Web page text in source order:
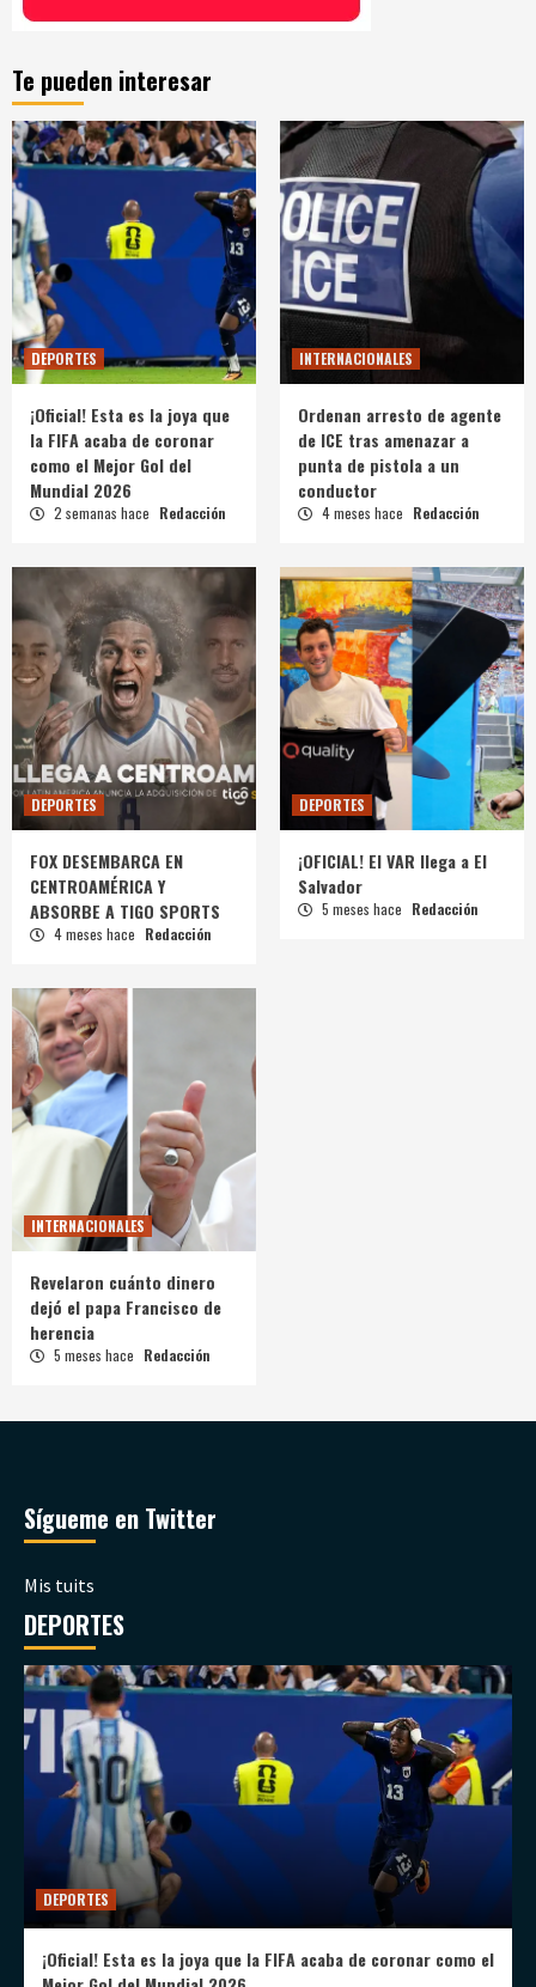
Te pueden interesar
DEPORTES
¡Oficial! Esta es la joya que
la FIFA acaba de coronar
como el Mejor Gol del
Mundial 2026
2 semanas hace Redacción
INTERNACIONALES
Ordenan arresto de agente
de ICE tras amenazar a
punta de pistola a un
conductor
4 meses hace Redacción
DEPORTES
FOX DESEMBARCA EN
CENTROAMÉRICA Y
ABSORBE A TIGO SPORTS
4 meses hace Redacción
DEPORTES
¡OFICIAL! El VAR llega a El
Salvador
5 meses hace Redacción
INTERNACIONALES
Revelaron cuánto dinero
dejó el papa Francisco de
herencia
5 meses hace Redacción
Sígueme en Twitter
Mis tuits
DEPORTES
DEPORTES
¡Oficial! Esta es la joya que la FIFA acaba de coronar como el